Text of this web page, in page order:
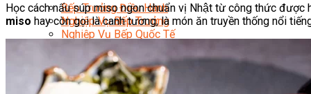
Bếp Trưởng Điều Hành
Nghiệp Vụ Bếp Trưởng
Nghiệp Vụ Bếp Quốc Tế
Nghiệp Vụ Bếp Trưởng Bếp Việt
Nghiệp Vụ Bếp Trưởng Bếp Âu
Nghiệp Vụ Bếp Trưởng Bếp Á
Nghiệp Vụ Bếp Trưởng Bếp Nhật
Học cách nấu súp miso ngon chuẩn vị Nhật từ công thức
miso hay còn gọi là canh tương, là món ăn truyền thống nổi